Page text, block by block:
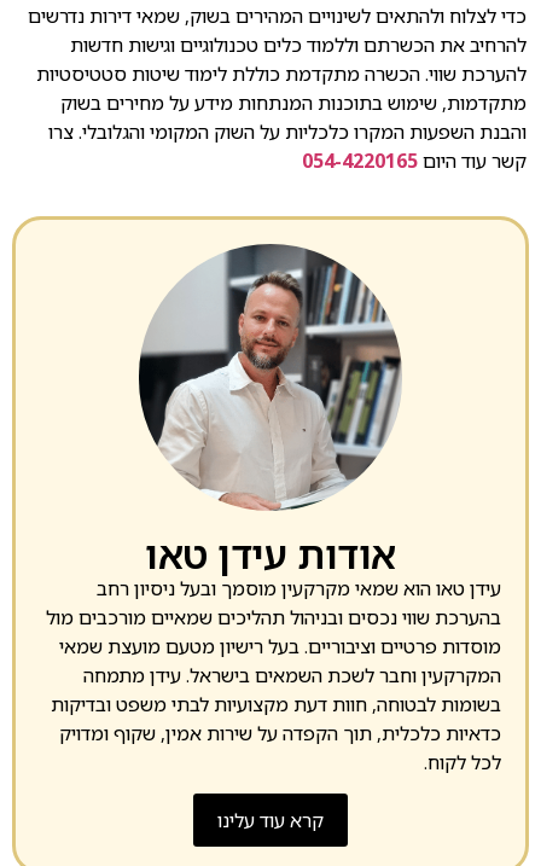
כדי לצלוח ולהתאים לשינויים המהירים בשוק, שמאי דירות נדרשים
להרחיב את הכשרתם וללמוד כלים טכנולוגיים וגישות חדשות
להערכת שווי. הכשרה מתקדמת כוללת לימוד שיטות סטטיסטיות
מתקדמות, שימוש בתוכנות המנתחות מידע על מחירים בשוק
והבנת השפעות המקרו כלכליות על השוק המקומי והגלובלי. צרו
קשר עוד היום054-4220165
אודות עידן טאו
עידן טאו הוא שמאי מקרקעין מוסמך ובעל ניסיון רחב
בהערכת שווי נכסים ובניהול תהליכים שמאיים מורכבים מול
מוסדות פרטיים וציבוריים. בעל רישיון מטעם מועצת שמאי
המקרקעין וחבר לשכת השמאים בישראל. עידן מתמחה
בשומות לבטוחה, חוות דעת מקצועיות לבתי משפט ובדיקות
כדאיות כלכלית, תוך הקפדה על שירות אמין, שקוף ומדויק
לכל לקוח.
קרא עוד עלינו